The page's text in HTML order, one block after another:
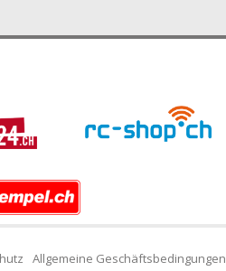
Allgemeine Geschäftsbedingungen